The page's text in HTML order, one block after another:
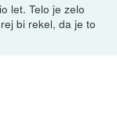
let. Telo je zelo
bi rekel, da je to